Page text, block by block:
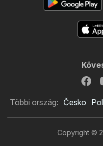
Többi ország: Česko
Copyright ©